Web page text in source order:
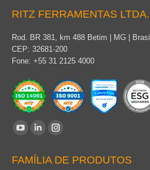
RITZ FERRAMENTAS LTDA.
Rod. BR 381, km 488 Betim | MG | Brasil
CEP: 32681-200
Fone: +55 31 2125 4000
Encontre-nos em:
opens
Linkedin
opens
Instagram
opens
FAMÍLIA DE PRODUTOS